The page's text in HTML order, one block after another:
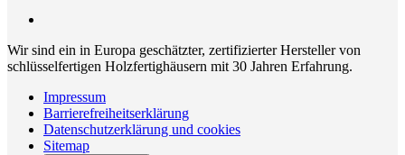
Wir sind ein in Europa geschätzter, zertifizierter Hersteller von
schlüsselfertigen Holzfertighäusern mit 30 Jahren Erfahrung.
Impressum
Barrierefreiheitserklärung
Datenschutzerklärung und cookies
Sitemap